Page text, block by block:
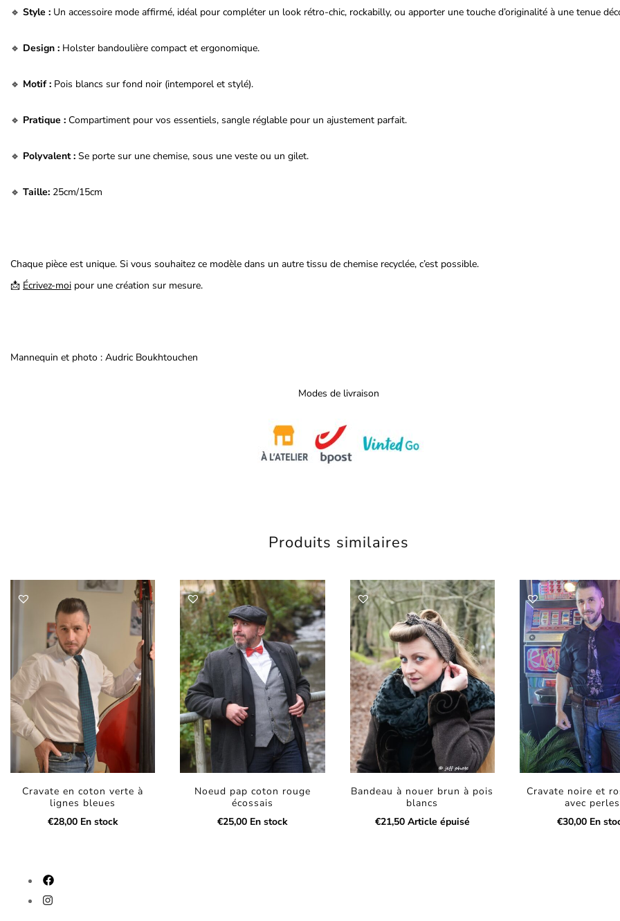
🔹 Style : Un accessoire mode affirmé, idéal pour compléter un look rétro-chic, rockabilly, ou apporter une touche d’originalité à une tenue
🔹 Design : Holster bandoulière compact et ergonomique.
🔹 Motif : Pois blancs sur fond noir (intemporel et stylé).
🔹 Pratique : Compartiment pour vos essentiels, sangle réglable pour un ajustement parfait.
🔹 Polyvalent : Se porte sur une chemise, sous une veste ou un gilet.
🔹 Taille: 25cm/15cm
Chaque pièce est unique. Si vous souhaitez ce modèle dans un autre tissu de chemise recyclée, c’est possible.
📩 Écrivez-moi pour une création sur mesure.
Mannequin et photo : Audric Boukhtouchen
Modes de livraison
Produits similaires
Cravate en coton verte à
lignes bleues
€28,00 En stock
Noeud pap coton rouge
écossais
€25,00 En stock
Bandeau à nouer brun à pois
blancs
€21,50 Article épuisé
Cravate noire et
avec perles
€30,00 En